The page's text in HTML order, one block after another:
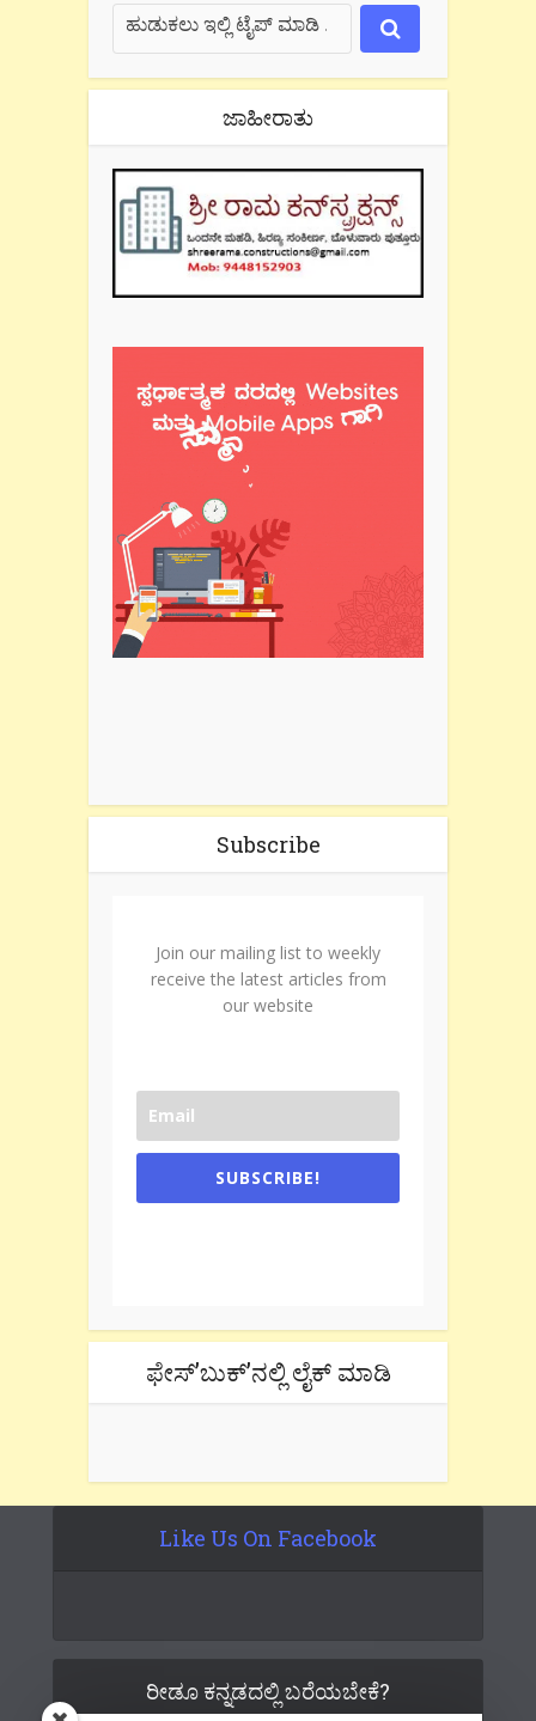
ಜಾಹೀರಾತು
Subscribe
Join our mailing list to weekly
receive the latest articles from
our website
SUBSCRIBE!
ಫೇಸ್’ಬುಕ್’ನಲ್ಲಿ ಲೈಕ್ ಮಾಡಿ
Like Us On Facebook
ರೀಡೂ ಕನ್ನಡದಲ್ಲಿ ಬರೆಯಬೇಕೆ?